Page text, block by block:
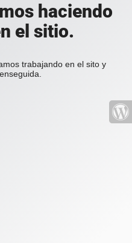
haciendo
el sitio.
trabajando en el sito y